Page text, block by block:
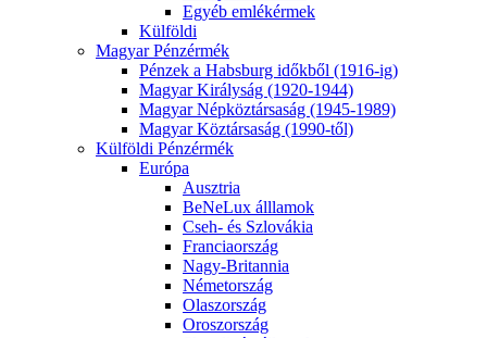
Egyéb emlékérmek
Külföldi
Magyar Pénzérmék
Pénzek a Habsburg időkből (1916-ig)
Magyar Királyság (1920-1944)
Magyar Népköztársaság (1945-1989)
Magyar Köztársaság (1990-től)
Külföldi Pénzérmék
Európa
Ausztria
BeNeLux álllamok
Cseh- és Szlovákia
Franciaország
Nagy-Britannia
Németország
Olaszország
Oroszország